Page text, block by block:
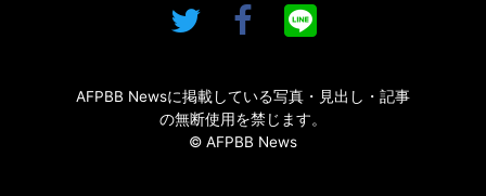
AFPBB Newsに掲載している写真・見出し・記事
の無断使用を禁じます。
© AFPBB News